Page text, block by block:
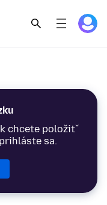
chcete položiť
sa.